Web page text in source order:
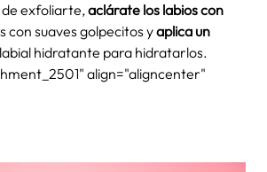
exfoliarte,aclárate los labios con
con suaves golpecitos yaplica un
hidratante para hidratarlos.
align="aligncenter"